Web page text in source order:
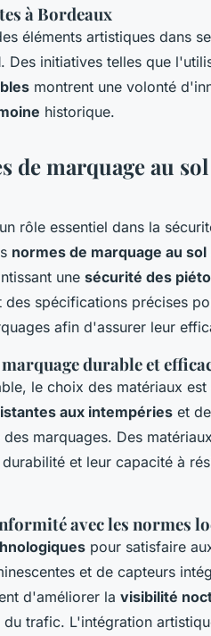
à Bordeaux
éléments artistiques dans
. Des initiatives telles que
montrent une volonté
historique.
de marquage au sol
rôle essentiel dans la
normes de marquage au sol
une sécurité des
des spécifications précises
afin d'assurer leur
durable et
le choix des matériaux
aux intempéries et de
marquages. Des
et leur capacité à
avec les normes
pour satisfaire
et de capteurs
d'améliorer la visibilité
trafic. L'intégration